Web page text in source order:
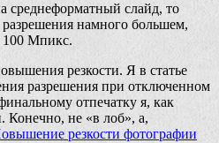
среднеформатный слайд, то
намного большем,
Мпикс.
резкости. Я в статье
разрешения при отключенном
отпечатку я, как
Конечно, не «в лоб», а,
резкости фотографии